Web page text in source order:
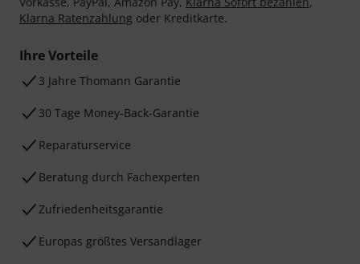
Klarna Ratenzahlung oder Kreditkarte.
Ihre Vorteile
3 Jahre Thomann Garantie
30 Tage Money-Back-Garantie
Reparaturservice
Beratung durch Fachexperten
Zufriedenheitsgarantie
Europas größtes Versandlager